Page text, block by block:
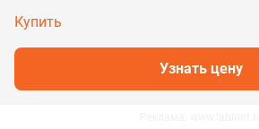
Купить
Узнать цену